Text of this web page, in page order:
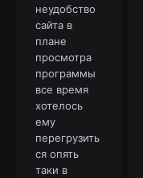
неудобство
сайта в
плане
просмотра
программы
все время
хотелось
ему
перегрузить
ся опять
таки в